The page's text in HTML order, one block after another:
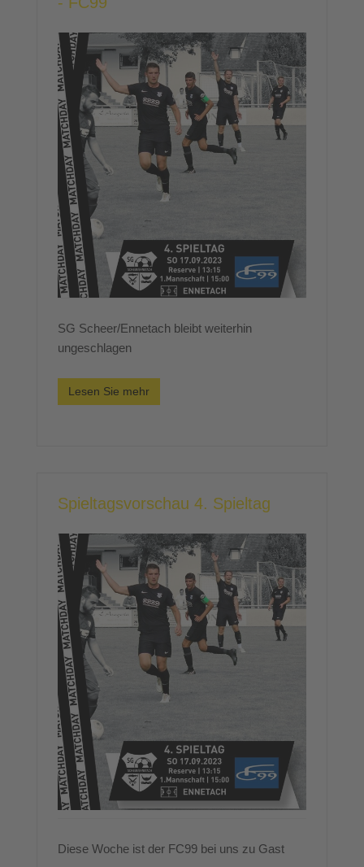
SG Scheer/Ennetach bleibt weiterhin
ungeschlagen
Lesen Sie mehr
Spieltagsvorschau 4. Spieltag
Diese Woche ist der FC99 bei uns zu Gast